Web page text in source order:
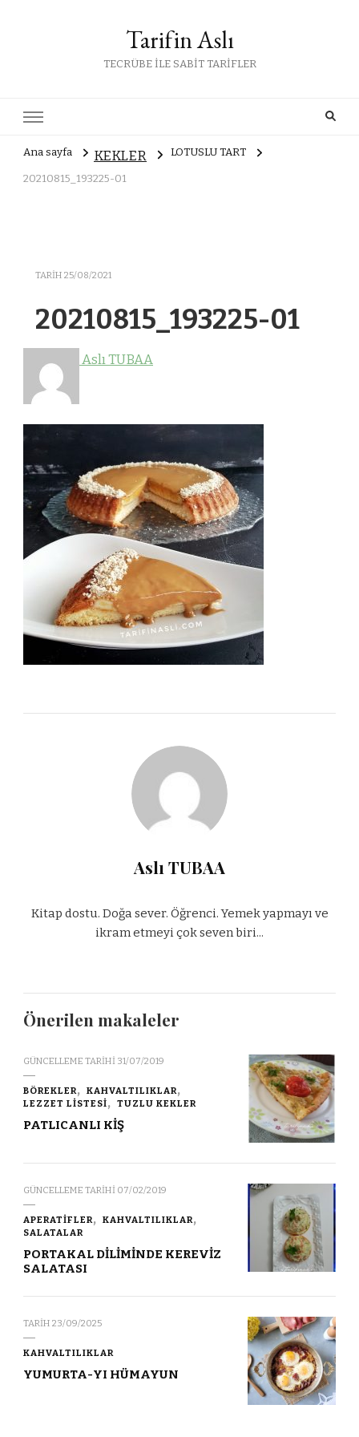
Tarifin Aslı
TECRÜBE İLE SABİT TARİFLER
Ana sayfa KEKLER LOTUSLU TART
20210815_193225-01
TARIH 25/08/2021
20210815_193225-01
Aslı TUBAA
Aslı TUBAA
Kitap dostu. Doğa sever. Öğrenci. Yemek yapmayı ve
ikram etmeyi çok seven biri...
Önerilen makaleler
GÜNCELLEME TARIHI 31/07/2019
BÖREKLER
KAHVALTILIKLAR
LEZZET LİSTESİ
TUZLU KEKLER
PATLICANLI KİŞ
GÜNCELLEME TARIHI 07/02/2019
APERATİFLER
KAHVALTILIKLAR
SALATALAR
PORTAKAL DİLİMİNDE KEREVİZ
SALATASI
TARIH 23/09/2025
KAHVALTILIKLAR
YUMURTA-YI HÜMAYUN